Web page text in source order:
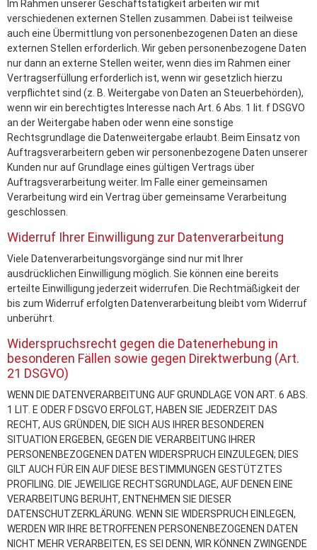
Im Rahmen unserer Geschäftstätigkeit arbeiten wir mit
verschiedenen externen Stellen zusammen. Dabei ist teilweise
auch eine Übermittlung von personenbezogenen Daten an diese
externen Stellen erforderlich. Wir geben personenbezogene Daten
nur dann an externe Stellen weiter, wenn dies im Rahmen einer
Vertragserfüllung erforderlich ist, wenn wir gesetzlich hierzu
verpflichtet sind (z. B. Weitergabe von Daten an Steuerbehörden),
wenn wir ein berechtigtes Interesse nach Art. 6 Abs. 1 lit. f DSGVO
an der Weitergabe haben oder wenn eine sonstige
Rechtsgrundlage die Datenweitergabe erlaubt. Beim Einsatz von
Auftragsverarbeitern geben wir personenbezogene Daten unserer
Kunden nur auf Grundlage eines gültigen Vertrags über
Auftragsverarbeitung weiter. Im Falle einer gemeinsamen
Verarbeitung wird ein Vertrag über gemeinsame Verarbeitung
geschlossen.
Widerruf Ihrer Einwilligung zur Datenverarbeitung
Viele Datenverarbeitungsvorgänge sind nur mit Ihrer
ausdrücklichen Einwilligung möglich. Sie können eine bereits
erteilte Einwilligung jederzeit widerrufen. Die Rechtmäßigkeit der
bis zum Widerruf erfolgten Datenverarbeitung bleibt vom Widerruf
unberührt.
Widerspruchsrecht gegen die Datenerhebung in
besonderen Fällen sowie gegen Direktwerbung (Art.
21 DSGVO)
WENN DIE DATENVERARBEITUNG AUF GRUNDLAGE VON ART. 6 ABS.
1 LIT. E ODER F DSGVO ERFOLGT, HABEN SIE JEDERZEIT DAS
RECHT, AUS GRÜNDEN, DIE SICH AUS IHRER BESONDEREN
SITUATION ERGEBEN, GEGEN DIE VERARBEITUNG IHRER
PERSONENBEZOGENEN DATEN WIDERSPRUCH EINZULEGEN; DIES
GILT AUCH FÜR EIN AUF DIESE BESTIMMUNGEN GESTÜTZTES
PROFILING. DIE JEWEILIGE RECHTSGRUNDLAGE, AUF DENEN EINE
VERARBEITUNG BERUHT, ENTNEHMEN SIE DIESER
DATENSCHUTZERKLÄRUNG. WENN SIE WIDERSPRUCH EINLEGEN,
WERDEN WIR IHRE BETROFFENEN PERSONENBEZOGENEN DATEN
NICHT MEHR VERARBEITEN, ES SEI DENN, WIR KÖNNEN ZWINGENDE